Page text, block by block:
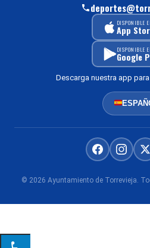
DISPONIBLE
App
DISPONIBLE
Google
Descarga nuestra app
© 2026 Ayuntamiento de Torrevieja.